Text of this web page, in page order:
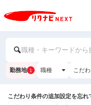
職種・キーワードから
勤務地 1 職種 こだ
こだわり条件の追加設定を忘れ